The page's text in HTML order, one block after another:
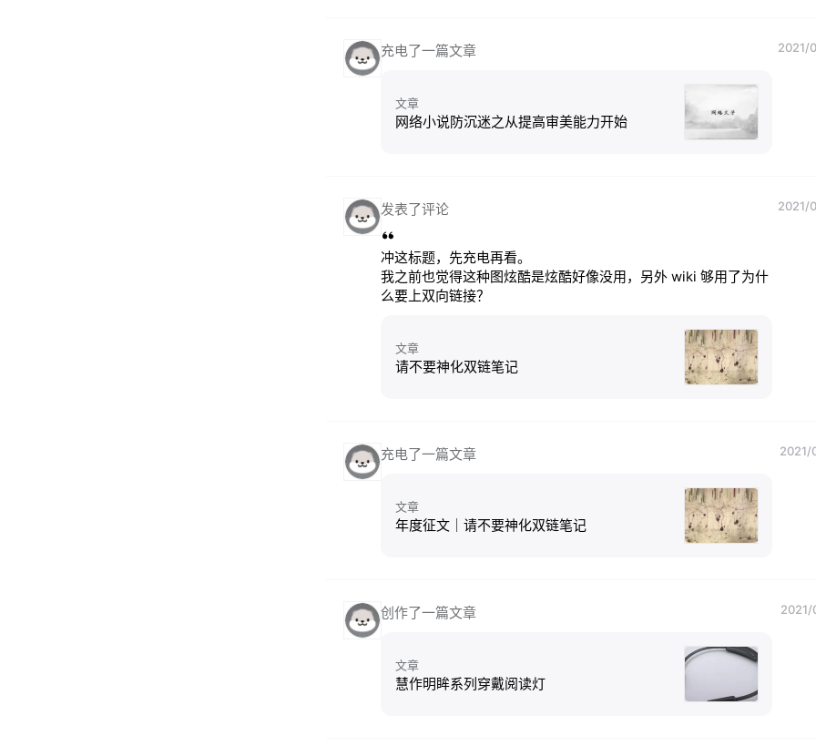
充电了一篇文章 2021/
文章
网络小说防沉迷之从提高审美能力开始
发表了评论 2021/
冲这标题，先充电再看。
我之前也觉得这种图炫酷是炫酷好像没用，另外 wiki 够用了为什
么要上双向链接？
文章
请不要神化双链笔记
充电了一篇文章 2021/
文章
年度征文｜请不要神化双链笔记
创作了一篇文章 2021/
文章
慧作明眸系列穿戴阅读灯